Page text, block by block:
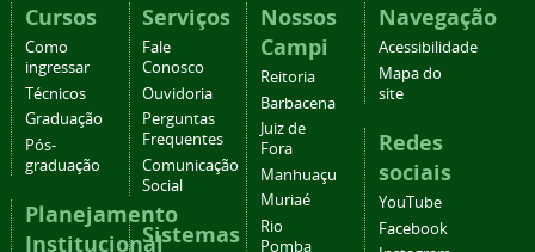
Cursos
Como
ingressar
Técnicos
Graduação
Pós-
graduação
Planejamento
Institucional
Serviços
Fale
Conosco
Ouvidoria
Perguntas
Frequentes
Comunicação
Social
Sistemas
Nossos
Campi
Reitoria
Barbacena
Juiz de
Fora
Manhuaçu
Muriaé
Rio
Pomba
Navegação
Acessibilidade
Mapa do
site
Redes
sociais
YouTube
Facebook